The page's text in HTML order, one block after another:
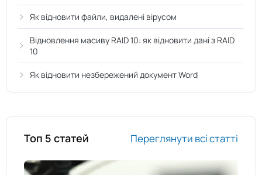
Як відновити файли, видалені вірусом
Відновлення масиву RAID 10: як відновити дані з RAID
10
Як відновити незбережений документ Word
Топ 5 статей Переглянути всі статті